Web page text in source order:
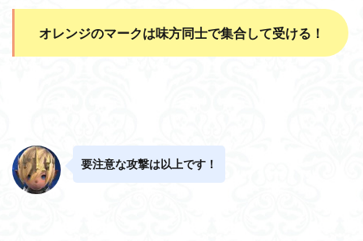
オレンジのマークは味方同士で集合して受ける！
要注意な攻撃は以上です！